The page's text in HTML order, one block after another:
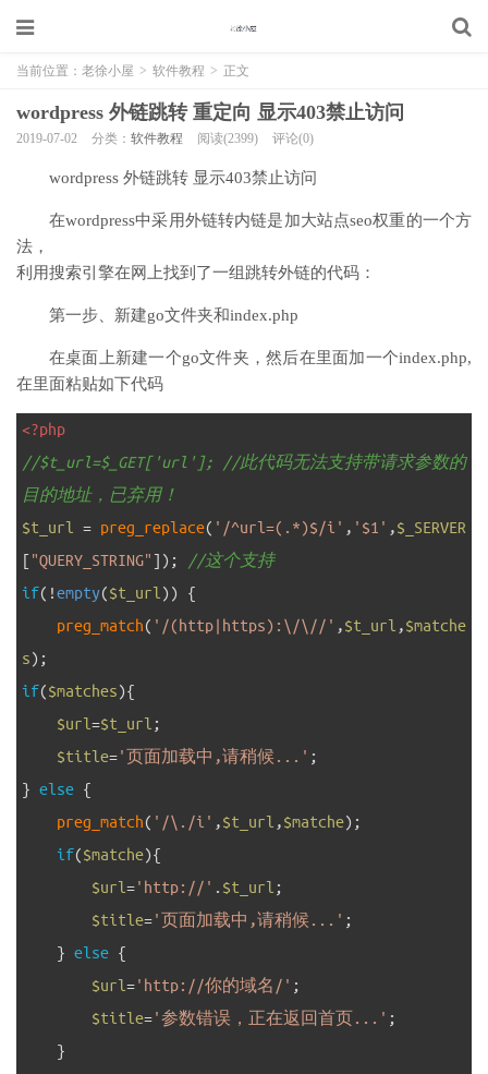
当前位置： 老徐小屋 > 软件教程 > 正文
wordpress 外链跳转 重定向 显示403禁止访问
2019-07-02 分类： 软件教程 阅读(2399) 评论(0)
wordpress 外链跳转 显示403禁止访问
在wordpress中采用外链转内链是加大站点seo权重的一个方
法，
利用搜索引擎在网上找到了一组跳转外链的代码：
第一步、新建go文件夹和index.php
在桌面上新建一个go文件夹，然后在里面加一个index.php,
在里面粘贴如下代码
<?php
//$t_url=$_GET['url']; //此代码无法支持带请求参数的
目的地址，已弃用！
$t_url = preg_replace( '/^url=(.*)$/i' , '$1' ,$_SERVER
[ "QUERY_STRING" ] ) ;
//这个支持
if( !empty($t_url))
{
preg_match( '/(http|https):\/\//' ,$t_url ,$matche
s) ;
if($matches){
$url=$t_url ;
$title='页面加载中,请稍候...' ;
} else {
preg_match( '/\./i' ,$t_url ,$matche) ;
if($matche){
$url='http://' . $t_url ;
$title='页面加载中,请稍候...' ;
} else {
$url='http://你的域名/' ;
$title='参数错误，正在返回首页...' ;
}